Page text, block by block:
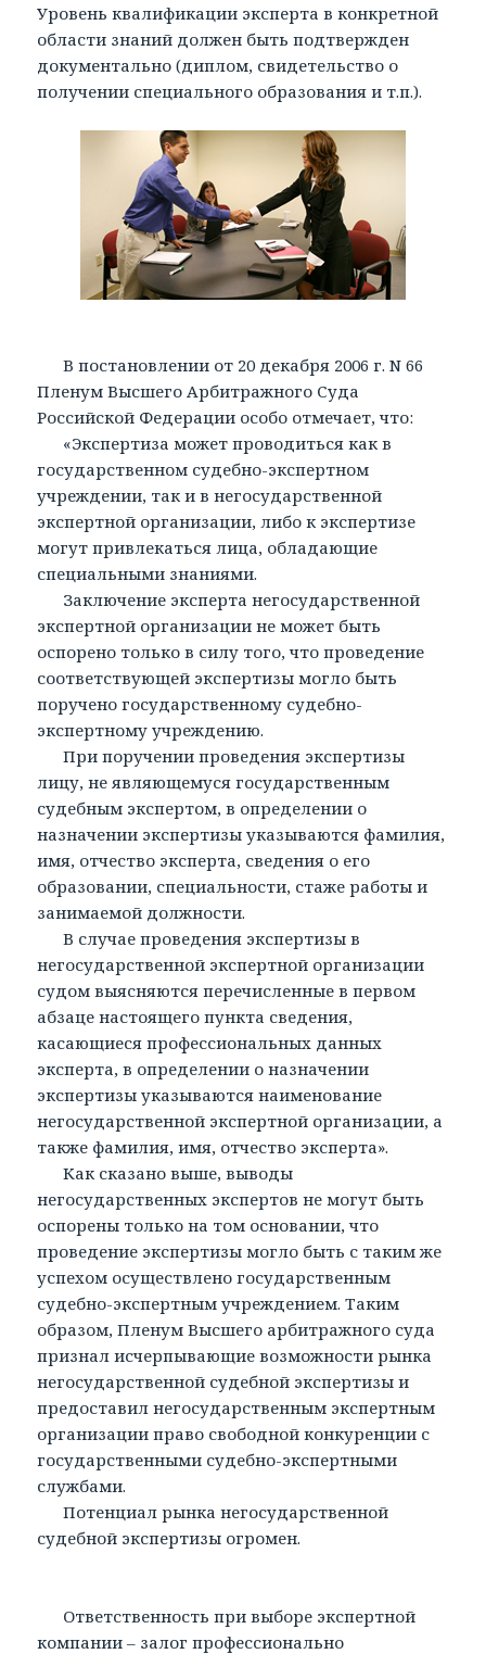
Уровень квалификации эксперта в конкретной
области знаний должен быть подтвержден
документально (диплом, свидетельство о
получении специального образования и т.п.).
В постановлении от 20 декабря 2006 г. N 66
Пленум Высшего Арбитражного Суда
Российской Федерации особо отмечает, что:
«Экспертиза может проводиться как в
государственном судебно-экспертном
учреждении, так и в негосударственной
экспертной организации, либо к экспертизе
могут привлекаться лица, обладающие
специальными знаниями.
Заключение эксперта негосударственной
экспертной организации не может быть
оспорено только в силу того, что проведение
соответствующей экспертизы могло быть
поручено государственному судебно-
экспертному учреждению.
При поручении проведения экспертизы
лицу, не являющемуся государственным
судебным экспертом, в определении о
назначении экспертизы указываются фамилия,
имя, отчество эксперта, сведения о его
образовании, специальности, стаже работы и
занимаемой должности.
В случае проведения экспертизы в
негосударственной экспертной организации
судом выясняются перечисленные в первом
абзаце настоящего пункта сведения,
касающиеся профессиональных данных
эксперта, в определении о назначении
экспертизы указываются наименование
негосударственной экспертной организации, а
также фамилия, имя, отчество эксперта».
Как сказано выше, выводы
негосударственных экспертов не могут быть
оспорены только на том основании, что
проведение экспертизы могло быть с таким же
успехом осуществлено государственным
судебно-экспертным учреждением. Таким
образом, Пленум Высшего арбитражного суда
признал исчерпывающие возможности рынка
негосударственной судебной экспертизы и
предоставил негосударственным экспертным
организации право свободной конкуренции с
государственными судебно-экспертными
службами.
Потенциал рынка негосударственной
судебной экспертизы огромен.
Ответственность при выборе экспертной
компании – залог профессионально